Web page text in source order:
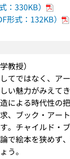
：330KB）
形式：132KB）
教授）
てではなく、ア
い魅力がみえて
による時代性の
、ブック・アー
。チャイルド・
で絵本を狭めず
う。